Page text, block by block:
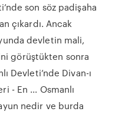
son söz padişaha
çıkardı. Ancak
devletin mali,
görüştükten sonra
Devleti’nde Divan-ı
- En ... Osmanlı
nedir ve burda